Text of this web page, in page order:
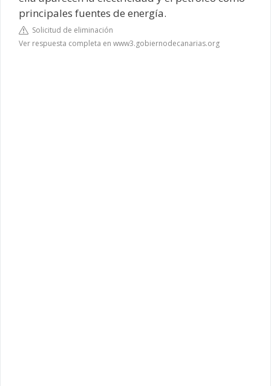
principales fuentes de energía.
Solicitud de eliminación
Ver respuesta completa en www3.gobiernodecanarias.org